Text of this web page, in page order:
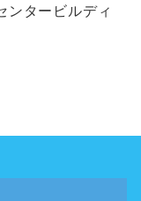
タービルディ